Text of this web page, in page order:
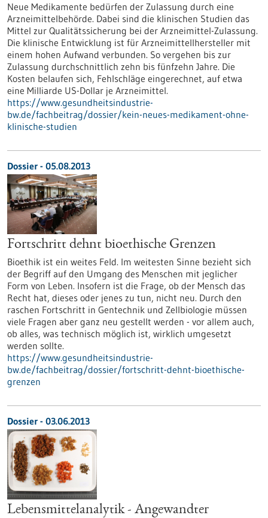
Neue Medikamente bedürfen der Zulassung durch eine
Arzneimittelbehörde. Dabei sind die klinischen Studien das
Mittel zur Qualitätssicherung bei der Arzneimittel-Zulassung.
Die klinische Entwicklung ist für Arzneimittellhersteller mit
einem hohen Aufwand verbunden. So vergehen bis zur
Zulassung durchschnittlich zehn bis fünfzehn Jahre. Die
Kosten belaufen sich, Fehlschläge eingerechnet, auf etwa
eine Milliarde US-Dollar je Arzneimittel.
https://www.gesundheitsindustrie-
bw.de/fachbeitrag/dossier/kein-neues-medikament-ohne-
klinische-studien
Dossier - 05.08.2013
Fortschritt dehnt bioethische Grenzen
Bioethik ist ein weites Feld. Im weitesten Sinne bezieht sich
der Begriff auf den Umgang des Menschen mit jeglicher
Form von Leben. Insofern ist die Frage, ob der Mensch das
Recht hat, dieses oder jenes zu tun, nicht neu. Durch den
raschen Fortschritt in Gentechnik und Zellbiologie müssen
viele Fragen aber ganz neu gestellt werden - vor allem auch,
ob alles, was technisch möglich ist, wirklich umgesetzt
werden sollte.
https://www.gesundheitsindustrie-
bw.de/fachbeitrag/dossier/fortschritt-dehnt-bioethische-
grenzen
Dossier - 03.06.2013
Lebensmittelanalytik - Angewandter